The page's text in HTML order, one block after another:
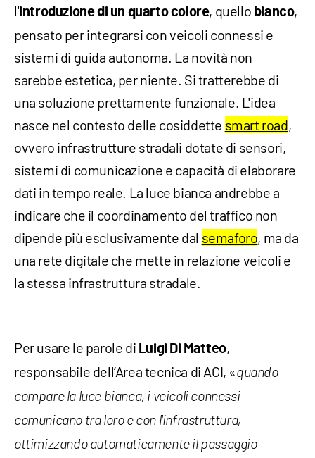
l'introduzione di un quarto colore, quello bianco,
pensato per integrarsi con veicoli connessi e
sistemi di guida autonoma. La novità non
sarebbe estetica, per niente. Si tratterebbe di
una soluzione prettamente funzionale. L'idea
nasce nel contesto delle cosiddette smart road,
ovvero infrastrutture stradali dotate di sensori,
sistemi di comunicazione e capacità di elaborare
dati in tempo reale. La luce bianca andrebbe a
indicare che il coordinamento del traffico non
dipende più esclusivamente dal semaforo, ma da
una rete digitale che mette in relazione veicoli e
la stessa infrastruttura stradale.
Per usare le parole di Luigi Di Matteo,
responsabile dell’Area tecnica di ACI, «quando
compare la luce bianca, i veicoli connessi
comunicano tra loro e con l'infrastruttura,
ottimizzando automaticamente il passaggio